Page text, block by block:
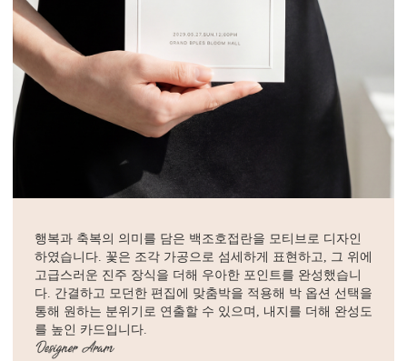
행복과 축복의 의미를 담은 백조호접란을 모티브로 디자인
하였습니다. 꽃은 조각 가공으로 섬세하게 표현하고, 그 위에
고급스러운 진주 장식을 더해 우아한 포인트를 완성했습니
다. 간결하고 모던한 편집에 맞춤박을 적용해 박 옵션 선택을
통해 원하는 분위기로 연출할 수 있으며, 내지를 더해 완성도
를 높인 카드입니다.